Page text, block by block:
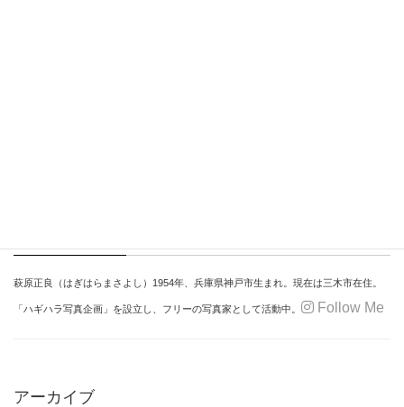
萩原正良 （はぎはらまさよし） 1954年、 兵庫県神戸市生まれ。 現在は三木市在住。
「ハギハラ写真企画」を設立し、 フリーの写真家として活動中。 Follow Me
アーカイブ